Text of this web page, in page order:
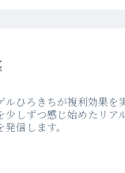
ルひろきちが複利効果を
少しずつ感じ始めたリア
信します。